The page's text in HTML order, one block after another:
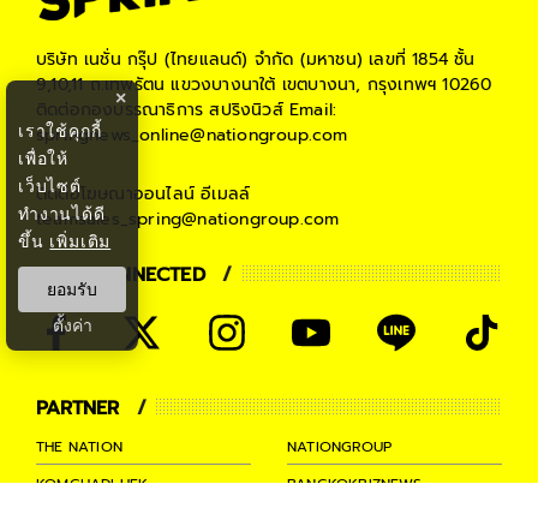
บริษัท เนชั่น กรุ๊ป (ไทยแลนด์) จำกัด (มหาชน) เลขที่ 1854 ชั้น
9,10,11 ถ.เทพรัตน แขวงบางนาใต้ เขตบางนา, กรุงเทพฯ 10260
ติดต่อกองบรรณาธิการ สปริงนิวส์Email:
springnews_online@nationgroup.com
ติดต่อโฆษณาออนไลน์ อีเมลล์
teamsales_spring@nationgroup.com
STAY CONNECTED
PARTNER
THE NATION
NATIONGROUP
KOMCHADLUEK
BANGKOKBIZNEWS
×
เราใช้คุกกี้
เพื่อให้
เว็บไซต์
ทำงานได้ดี
ขึ้น เพิ่มเติม
ยอมรับ
ตั้งค่า